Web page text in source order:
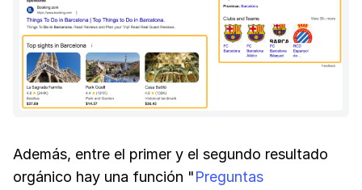
Además, entre el primer y el segundo resultado
orgánico hay una función "Preguntas